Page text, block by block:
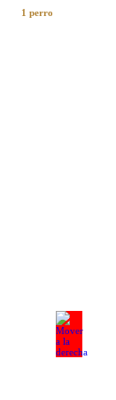
1 perro